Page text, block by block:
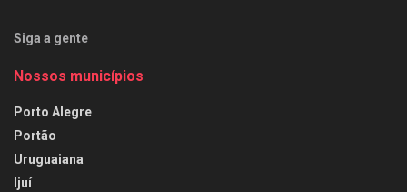
Siga a gente
Nossos municípios
Porto Alegre
Portão
Uruguaiana
Ijuí